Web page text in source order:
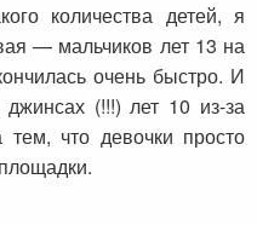
количества детей, я
— мальчиков лет 13 на
очень быстро. И
(!!!) лет 10 из-за
что девочки просто